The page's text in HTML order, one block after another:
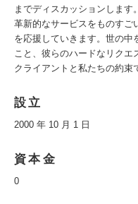
までディスカッションします
革新的なサービスをものすご
を応援していきます。世の中
こと、彼らのハードなリクエ
クライアントと私たちの約束
設立
2000 年 10 月 1 日
資本金
0